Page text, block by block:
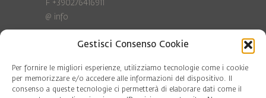
Gestisci Consenso Cookie
Per fornire le migliori esperienze, utilizziamo tecnologie come i cookie
per memorizzare e/o accedere alle informazioni del dispositivo. Il
consenso a queste tecnologie ci permetterà di elaborare dati come il
F +390276416911
@ info
Privacy Policy
Cookie policy
COD. FISC. 97081560159